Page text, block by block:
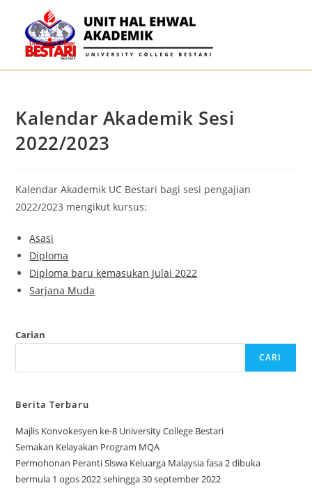
Kalendar Akademik Sesi
2022/2023
Kalendar Akademik UC Bestari bagi sesi pengajian
2022/2023 mengikut kursus:
Asasi
Diploma
Diploma baru kemasukan Julai 2022
Sarjana Muda
Carian
CARI
Berita Terbaru
Majlis Konvokesyen ke-8 University College Bestari
Semakan Kelayakan Program MQA
Permohonan Peranti Siswa Keluarga Malaysia fasa 2 dibuka
bermula 1 ogos 2022 sehingga 30 september 2022